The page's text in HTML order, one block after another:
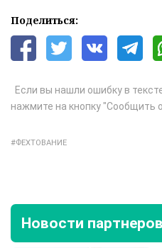
Поделиться:
Если вы нашли ошибку в
нажмите на кнопку "Сообщить
ФЕХТОВАНИЕ
Новости партнеров